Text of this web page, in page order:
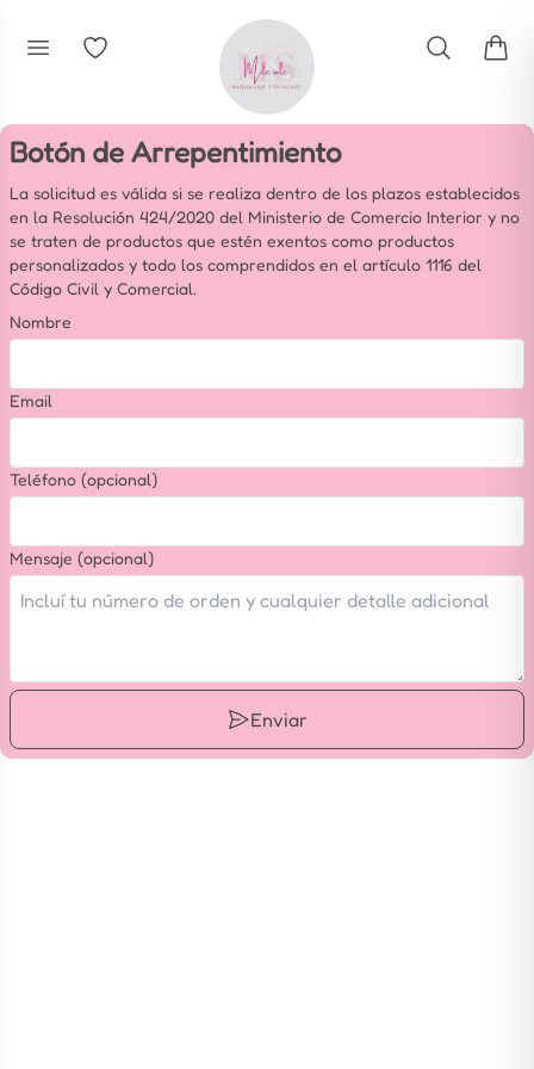
Botón de Arrepentimiento
La solicitud es válida si se realiza dentro de los plazos establecidos
en la Resolución 424/2020 del Ministerio de Comercio Interior y no
se traten de productos que estén exentos como productos
personalizados y todo los comprendidos en el artículo 1116 del
Código Civil y Comercial.
Nombre
Email
Teléfono (opcional)
Mensaje (opcional)
Enviar